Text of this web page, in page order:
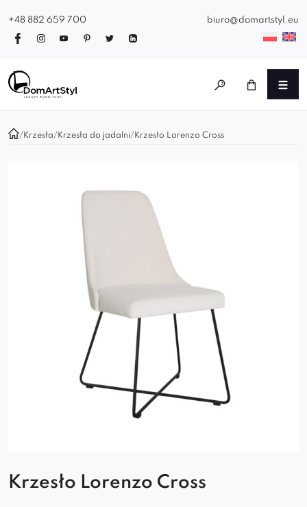
+48 882 659 700 biuro@domartstyl.eu
/ Krzesła/ Krzesła do jadalni/ Krzesło Lorenzo Cross
Krzesło Lorenzo Cross